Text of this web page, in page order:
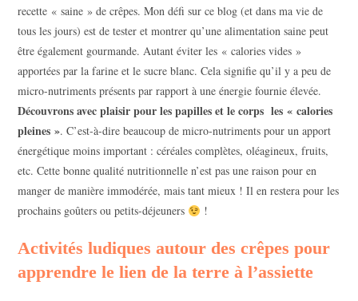
recette « saine » de crêpes. Mon défi sur ce blog (et dans ma vie de
tous les jours) est de tester et montrer qu’une alimentation saine peut
être également gourmande. Autant éviter les « calories vides »
apportées par la farine et le sucre blanc. Cela signifie qu’il y a peu de
micro-nutriments présents par rapport à une énergie fournie élevée.
Découvrons avec plaisir pour les papilles et le corps les « calories
pleines ». C’est-à-dire beaucoup de micro-nutriments pour un apport
énergétique moins important : céréales complètes, oléagineux, fruits,
etc. Cette bonne qualité nutritionnelle n’est pas une raison pour en
manger de manière immodérée, mais tant mieux ! Il en restera pour les
prochains goûters ou petits-déjeuners
!
Activités ludiques autour des crêpes pour
apprendre le lien de la terre à l’assiette